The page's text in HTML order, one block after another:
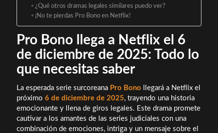
¿Qué otros dramas legales similares puedo ver?
¡No te pierdas Pro Bono en Netflix!
Pro Bono llega a Netflix el 6
de diciembre de 2025: Todo lo
que necesitas saber
La esperada serie surcoreana Pro Bono llegará a Netflix el
próximo 6 de diciembre de 2025, trayendo una historia
emocionante y llena de giros legales. Este drama promete
cautivar a los amantes de las series judiciales con una
combinación de emociones, intriga y un mensaje sobre el